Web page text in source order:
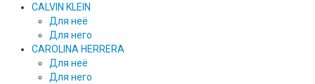
CALVIN KLEIN
Для неё
Для него
CAROLINA HERRERA
Для неё
Для него